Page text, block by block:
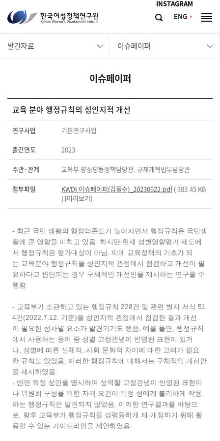
INSTAGRAM
ENG
한
국
여
연
구
원
Women's
Development
Institute
검
체
발간자료 이슈페이퍼
이슈페이퍼
교육 분야 행정규칙의 성인지적 개선
연구사업 기본연구사업
출간연도 2023
주관·관계 교육부 양성평등정책담당관, 규제개혁법무담당관
첨부파일 KWDI 이슈페이퍼(김둘순)_20230622.pdf( 383.45 KB
) [미리보기]
- 최근 국민 생활의 행정의존도가 높아지면서 행정규칙은 국민생
활에 큰 영향을 미치고 있음. 하지만 현재 성별영향평가 제도에
서 행정규칙은 평가대상이 아님. 이에 교육정책의 기초가 되
는 교육분야 행정규칙을 성인지적 관점에서 점검하고 개선이 필
요하다고 판단되는 경우 구체적인 개선안을 제시하는 연구를 수
행함.
- 교육부가 소관하고 있는 행정규칙 228건 및 관련 별지·서식 51
4건(2022.7.12. 기준)을 성인지적 관점에서 점검한 결과 개선
이 필요한 성차별 요소가 발견되기도 했음. 예를 들면, 행정규칙
에서 사용하는 용어 중 성별 고정관념이 반영된 표현이 있거
나, 성별에 따른 신체적, 사회·문화적 차이에 대한 고려가 필요
한 규칙도 있었음. 이러한 행정규칙에 대해서는 구체적인 개선안
을 제시하였음.
- 반면 특정 성만을 명시하여 성역할 고정관념이 반영된 표현이
나 위원회 구성을 위한 자격 요건이 특정 성에게 불리하게 작용
하는 행정규칙은 발견되지 않았음. 이러한 연구결과를 바탕으
로, 향후 교육부가 행정규칙을 성평등하게 제·개정하기 위해 활
용할 수 있는 가이드라인을 제안하였음.